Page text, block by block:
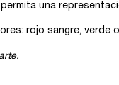
una
rojo sangre, verde